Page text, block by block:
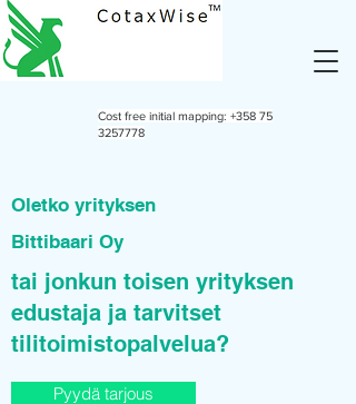
Cost free initial mapping: +358 75
3257778
Oletko yrityksen
Bittibaari Oy
tai jonkun toisen yrityksen
edustaja ja tarvitset
tilitoimistopalvelua?
Pyydä tarjous